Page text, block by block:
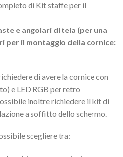
di Kit staffe per il
e angolari di tela (per una
per il montaggio della cornice:
di avere la cornice con
e LED RGB per retro
inoltre richiedere il kit di
a soffitto dello schermo.
scegliere tra: